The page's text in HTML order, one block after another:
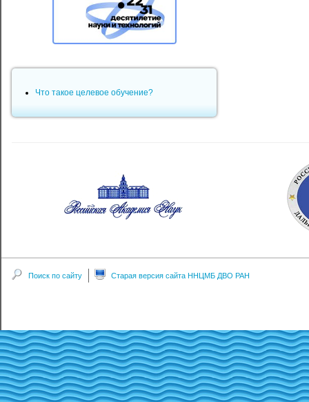
Что такое целевое обучение?
Поиск по сайту Старая версия сайта ННЦМБ ДВО РАН